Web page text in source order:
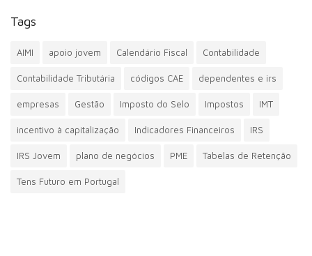
Tags
AIMI apoio jovem Calendário Fiscal Contabilidade
Contabilidade Tributária códigos CAE dependentes e irs
empresas Gestão Imposto do Selo Impostos IMT
incentivo à capitalização Indicadores Financeiros IRS
IRS Jovem plano de negócios PME Tabelas de Retenção
Tens Futuro em Portugal